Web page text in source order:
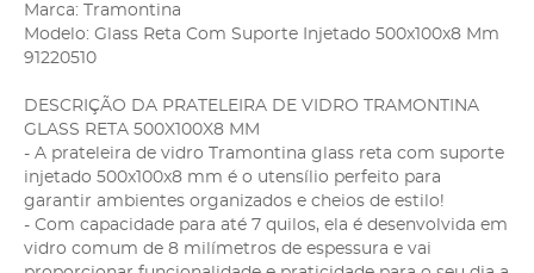
Marca: Tramontina
Modelo: Glass Reta Com Suporte Injetado 500x100x8 Mm
91220510
DESCRIÇÃO DA PRATELEIRA DE VIDRO TRAMONTINA
GLASS RETA 500X100X8 MM
- A prateleira de vidro Tramontina glass reta com suporte
injetado 500x100x8 mm é o utensílio perfeito para
garantir ambientes organizados e cheios de estilo!
- Com capacidade para até 7 quilos, ela é desenvolvida em
vidro comum de 8 milímetros de espessura e vai